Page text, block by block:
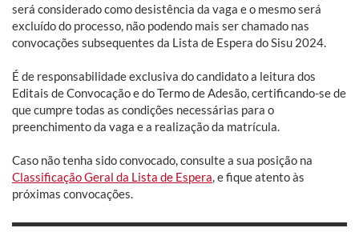
será considerado como desistência da vaga e o mesmo será
excluído do processo, não podendo mais ser chamado nas
convocações subsequentes da Lista de Espera do Sisu 2024.
É de responsabilidade exclusiva do candidato a leitura dos
Editais de Convocação e do Termo de Adesão, certificando-se de
que cumpre todas as condições necessárias para o
preenchimento da vaga e a realização da matrícula.
Caso não tenha sido convocado, consulte a sua posição na
Classificação Geral da Lista de Espera, e fique atento às
próximas convocações.